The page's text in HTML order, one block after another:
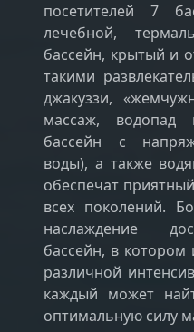
посетителей 7
лечебной,
бассейн, крытый и
такими
джакуззи,
массаж, водопад
бассейн с
воды), а также
обеспечат
всех поколений.
наслаждение
бассейн, в котором
различной
каждый может
оптимальную силу